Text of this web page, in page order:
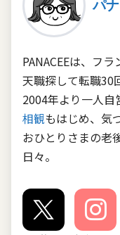
パ
PANACEEは、フ
天職探して転職30
2004年より一人自
相観もはじめ、気
おひとりさまの老
日々。